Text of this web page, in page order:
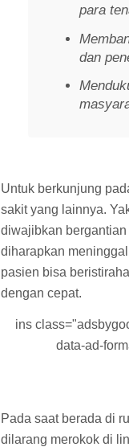
para
dan
Untuk berkunjung
sakit yang lainnya.
diwajibkan
diharapkan
pasien bisa
dengan cepat.
ins
data-ad-
Pada saat berada di
dilarang merokok di